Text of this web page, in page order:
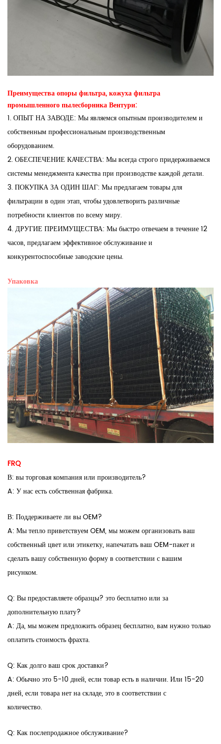
Преимущества опоры фильтра, кожуха фильтра
промышленного пылесборника Вентури:
1. ОПЫТ НА ЗАВОДЕ: Мы являемся опытным производителем и
собственным профессиональным производственным
оборудованием.
2. ОБЕСПЕЧЕНИЕ КАЧЕСТВА: Мы всегда строго придерживаемся
системы менеджмента качества при производстве каждой детали.
3. ПОКУПКА ЗА ОДИН ШАГ: Мы предлагаем товары для
фильтрации в один этап, чтобы удовлетворить различные
потребности клиентов по всему миру.
4. ДРУГИЕ ПРЕИМУЩЕСТВА: Мы быстро отвечаем в течение 12
часов, предлагаем эффективное обслуживание и
конкурентоспособные заводские цены.
Упаковка
FRQ
В: вы торговая компания или производитель?
A: У нас есть собственная фабрика.
В: Поддерживаете ли вы OEM?
A: Мы тепло приветствуем OEM, мы можем организовать ваш
собственный цвет или этикетку, напечатать ваш OEM-пакет и
сделать вашу собственную форму в соответствии с вашим
рисунком.
Q: Вы предоставляете образцы? это бесплатно или за
дополнительную плату?
A: Да, мы можем предложить образец бесплатно, вам нужно только
оплатить стоимость фрахта.
Q: Как долго ваш срок доставки?
A: Обычно это 5-10 дней, если товар есть в наличии. Или 15-20
дней, если товара нет на складе, это в соответствии с
количество.
Q: Как послепродажное обслуживание?